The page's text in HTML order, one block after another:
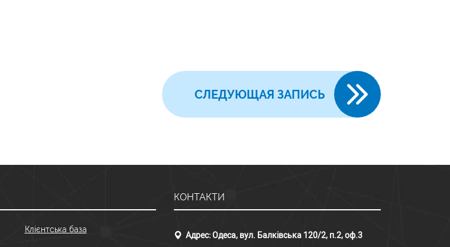
СЛЕДУЮЩАЯ ЗАПИСЬ
Клієнтська база
КОНТАКТИ
Адрес:Одеса, вул. Балківська 120/2, п.2, оф.3